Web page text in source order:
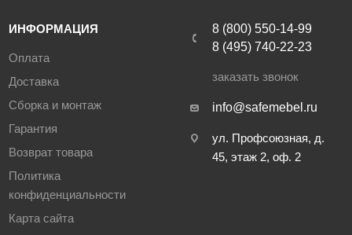
ИНФОРМАЦИЯ
Оплата
Доставка
Сборка и монтаж
Гарантия
Возврат товара
Политика
конфиденциальности
Карта сайта
8 (800) 550-14-99
8 (495) 740-22-23
заказать звонок
info@safemebel.ru
ул. Профсоюзная, д.
45, этаж 2, оф. 2